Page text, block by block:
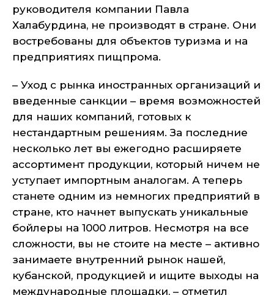
руководителя компании Павла
Халабурдина, не производят в стране. Они
востребованы для объектов туризма и на
предприятиях пищпрома.
– Уход с рынка иностранных организаций и
введенные санкции – время возможностей
для наших компаний, готовых к
нестандартным решениям. За последние
несколько лет вы ежегодно расширяете
ассортимент продукции, который ничем не
уступает импортным аналогам. А теперь
станете одним из немногих предприятий в
стране, кто начнет выпускать уникальные
бойлеры на 1000 литров. Несмотря на все
сложности, вы не стоите на месте – активно
занимаете внутренний рынок нашей,
кубанской, продукцией и ищите выходы на
международные площадки, – отметил